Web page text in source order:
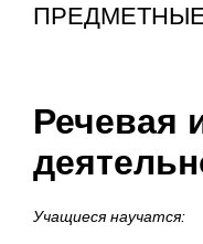
Речевая
Учащиеся научатся: